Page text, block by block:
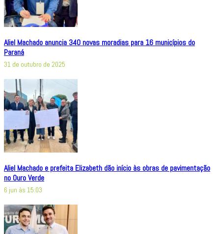
Aliel Machado anuncia 340 novas moradias para 16 municípios do
Paraná
31 de outubro de 2025
Aliel Machado e prefeita Elizabeth dão início às obras de pavimentação
no Ouro Verde
6 jun às 15:03